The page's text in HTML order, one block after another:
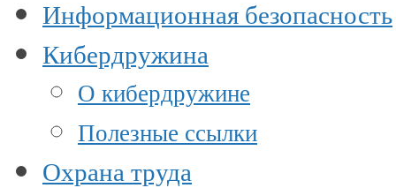
Информационная безопасность
Кибердружина
О кибердружине
Полезные ссылки
Охрана труда